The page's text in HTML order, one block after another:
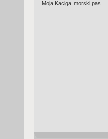
Moja Kaciga: morski pas